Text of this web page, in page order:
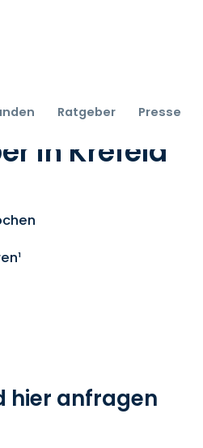
Ratgeber Presse
in Krefeld
hier anfragen